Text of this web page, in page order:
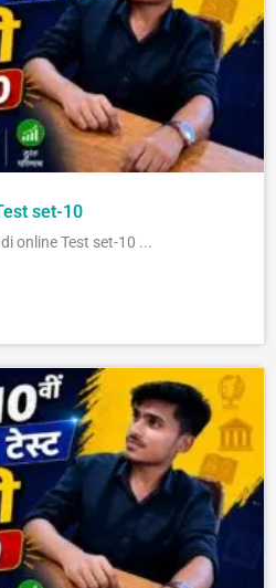
set-10
online Test set-10 ...